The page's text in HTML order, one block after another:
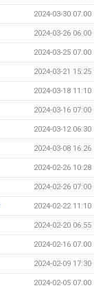
2024-03-30 07:00
2024-03-26 06:00
2024-03-25 07:00
2024-03-21 15:25
2024-03-18 11:10
2024-03-16 07:00
2024-03-12 06:30
2024-03-08 16:26
2024-02-26 10:28
2024-02-26 07:00
2024-02-22 11:10
2024-02-20 06:55
2024-02-16 07:00
2024-02-09 17:30
2024-02-05 07:00